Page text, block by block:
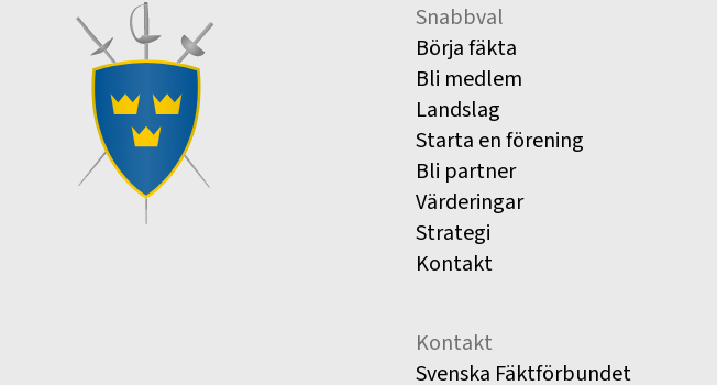
Snabbval
Börja fäkta
Bli medlem
Landslag
Starta en förening
Bli partner
Värderingar
Strategi
Kontakt
Kontakt
Svenska Fäktförbundet